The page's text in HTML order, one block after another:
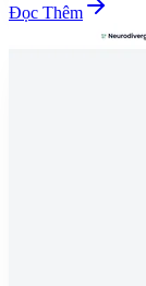
Đọc Thêm